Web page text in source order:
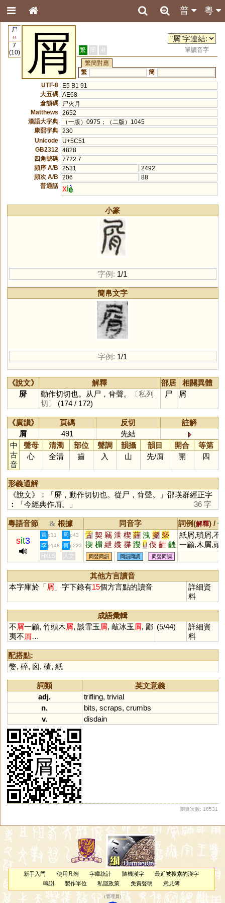
粵
普
尸
44
7
(10)
屑 繁 簡 港
單讀音字
繁簡對應
繁
簡
UTF-8
E5 B1 91
大五碼 AE68
倉頡碼
尸火月
Matthews
2652
漢語大字典
（一版）0975；（二版）1045
康熙字典 230
Unicode
U+5C51
GB2312
4828
四角號碼 7722.7
頻序 A/B
2531
2492
頻次 A/B
206
88
普通話 xi
小篆
字例: 1/1
簡帛文字
字例: 1/1
《說文》 解釋 部居
相關異體
㞕
動作切切也。从尸，䏌聲。
〔私列
切〕
(174 / 172)
尸 屑
《廣韻》 頁碼 反切
註解
屑
491
先結
中
古
音
聲母 清濁 部位 聲調 韻攝 韻目 開合
等第
心
全清 齒 入 山 先/屑 開 四
形義通解
《說文》：「㞕，動作切切也。從尸，䏌聲。」邵瑛群經正字
︰「今經典作屑。」
36 字
粵語音節 & 根據 同音字 詞例(解釋) /
sit3
黃 p31 周 p43 舌 契 竊 泄 楔 薛 洩 燮 褻
揳 榍 紲 媟 揲 躞 𤏻 偰 齛 齥
僁 躠 嶭 屧 靾 疶 伳 絏 渫
紙屑,瑣屑,不
一顧,木屑,頭
屑,屑意
李 p148 何 p223
HKLS 人文 同聲同韻 同韻同調 同聲同調
其他方言讀音
本字庫於「屑」字下錄有15個方言點的讀音
詳細資
料
成語彙輯
不屑一顧, 竹頭木屑, 談霏玉 屑, 敲冰玉 屑, 鄙
夷不屑…
(5/44)
詳細資
料
配搭點:
嫳, 碎, 囟, 碴, 紙
詞類
英文意義
adj.
trifling, trivial
n.
bits, scraps, crumbs
v.
disdain
瀏覽次數: 16531
新手入門 使用凡例 字庫統計 隨機漢字
最近被搜索的漢字
鳴謝
製作單位 私隱政策 免責聲明 意見簿
（管理員 ）